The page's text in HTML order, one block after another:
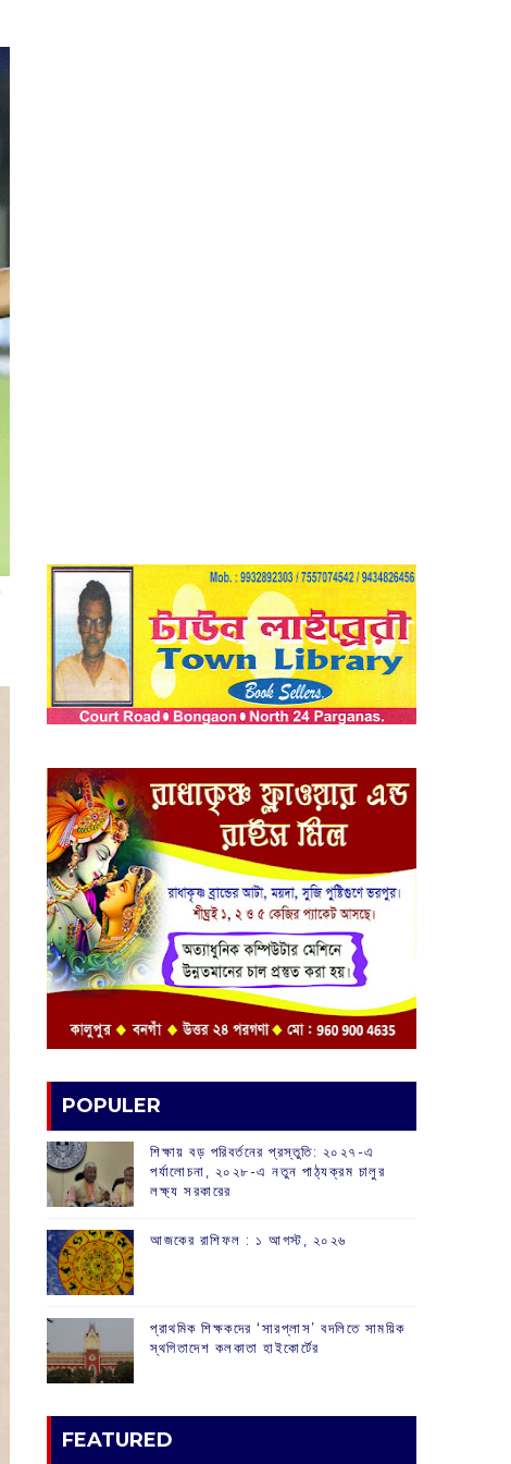
POPULER
শিক্ষায় বড় পরিবর্তনের প্রস্তুতি: ২০২৭-এ
পর্যালোচনা, ২০২৮-এ নতুন পাঠ্যক্রম চালুর
লক্ষ্য সরকারের
আজকের রাশিফল :‌ ‌‌১ আগস্ট, ২০২৬
প্রাথমিক শিক্ষকদের ‘সারপ্লাস’ বদলিতে সাময়িক
স্থগিতাদেশ কলকাতা হাইকোর্টের
FEATURED